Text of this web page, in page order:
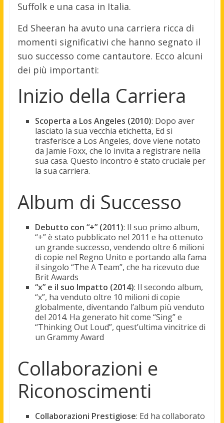
Suffolk e una casa in Italia.
Ed Sheeran ha avuto una carriera ricca di
momenti significativi che hanno segnato il
suo successo come cantautore. Ecco alcuni
dei più importanti:
Inizio della Carriera
Scoperta a Los Angeles (2010): Dopo aver
lasciato la sua vecchia etichetta, Ed si
trasferisce a Los Angeles, dove viene notato
da Jamie Foxx, che lo invita a registrare nella
sua casa. Questo incontro è stato cruciale per
la sua carriera.
Album di Successo
Debutto con “+” (2011): Il suo primo album,
“+” è stato pubblicato nel 2011 e ha ottenuto
un grande successo, vendendo oltre 6 milioni
di copie nel Regno Unito e portando alla fama
il singolo “The A Team”, che ha ricevuto due
Brit Awards
“x” e il suo Impatto (2014): Il secondo album,
“x”, ha venduto oltre 10 milioni di copie
globalmente, diventando l’album più venduto
del 2014. Ha generato hit come “Sing” e
“Thinking Out Loud”, quest’ultima vincitrice di
un Grammy Award
Collaborazioni e
Riconoscimenti
Collaborazioni Prestigiose: Ed ha collaborato